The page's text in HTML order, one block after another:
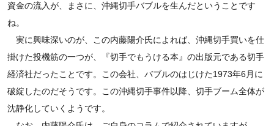
資金の流入が、まさに、沖縄切手バブルを生んだということです
ね。
実に興味深いのが、この内藤陽介氏によれば、沖縄切手買いを仕
掛けた投機筋の一つが、『切手でもうける本』の出版元である切手
経済社だったことです。この会社、バブルのはじけた1973年6月に
破綻したのだそうです。この沖縄切手事件以降、切手ブーム全体が
沈静化していくようです。